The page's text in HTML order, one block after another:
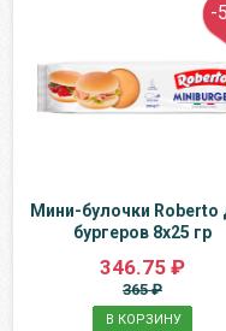
-
Мини-булочки Roberto
бургеров 8х25 гр
346.75 ₽
365 ₽
В КОРЗИНУ